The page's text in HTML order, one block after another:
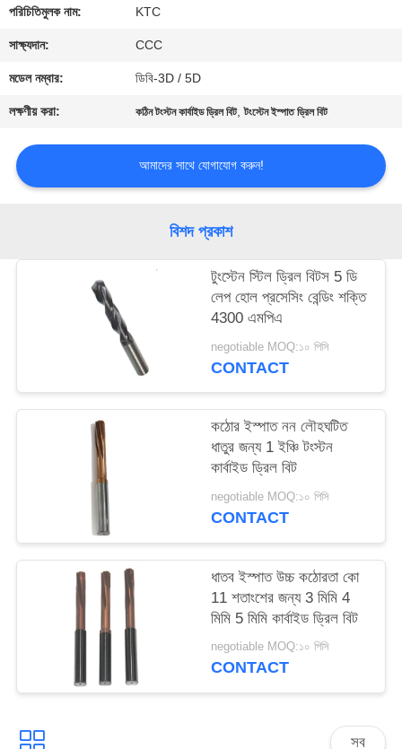
যোগাযোগ
করুন
উদ্ধৃতির
আবেদন
ম্যাপ
PRIVACY
পরিচিতিমুলক নাম: KTC
সাক্ষ্যদান: CCC
মডেল নম্বার: ডিবি-3D / 5D
লক্ষণীয় করা: কঠিন টংস্টন কার্বাইড ড্রিল বিট,টংস্টেন ইস্পাত ড্রিল বিট
আমাদের সাথে যোগাযোগ করুন!
বিশদ প্রকাশ
টুংস্টেন স্টিল ড্রিল বিটস 5 ডি
লেপ হোল প্রসেসিং বেন্ডিং শক্তি
4300 এমপিএ
negotiable MOQ:১০ পিসি
CONTACT
কঠোর ইস্পাত নন লৌহঘটিত
ধাতুর জন্য 1 ইঞ্চি টংস্টন
কার্বাইড ড্রিল বিট
negotiable MOQ:১০ পিসি
CONTACT
ধাতব ইস্পাত উচ্চ কঠোরতা কো
11 শতাংশের জন্য 3 মিমি 4
মিমি 5 মিমি কার্বাইড ড্রিল বিট
negotiable MOQ:১০ পিসি
CONTACT
সব